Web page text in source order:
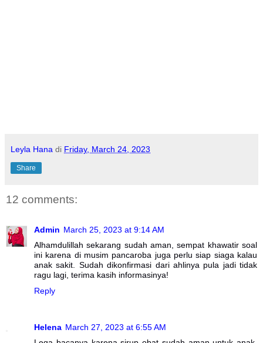
Leyla Hana di Friday, March 24, 2023
Share
12 comments:
Admin March 25, 2023 at 9:14 AM
Alhamdulillah sekarang sudah aman, sempat khawatir soal
ini karena di musim pancaroba juga perlu siap siaga kalau
anak sakit. Sudah dikonfirmasi dari ahlinya pula jadi tidak
ragu lagi, terima kasih informasinya!
Reply
Helena March 27, 2023 at 6:55 AM